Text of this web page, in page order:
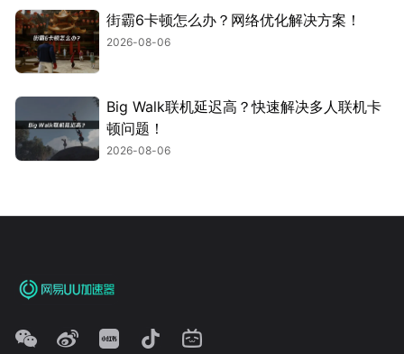
街霸6卡顿怎么办？网络优化解决方案！
2026-08-06
Big Walk联机延迟高？快速解决多人联机卡
顿问题！
2026-08-06